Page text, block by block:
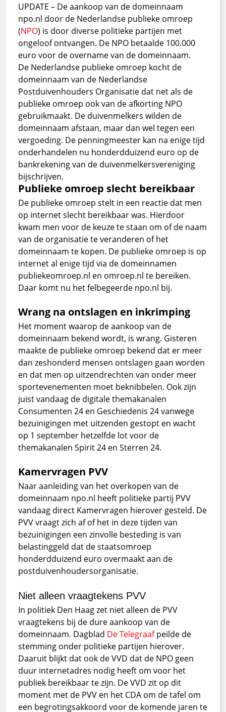
UPDATE – De aankoop van de domeinnaam
npo.nl door de Nederlandse publieke omroep
(NPO) is door diverse politieke partijen met
ongeloof ontvangen. De NPO betaalde 100.000
euro voor de overname van de domeinnaam.
De Nederlandse publieke omroep kocht de
domeinnaam van de Nederlandse
Postduivenhouders Organisatie dat net als de
publieke omroep ook van de afkorting NPO
gebruikmaakt. De duivenmelkers wilden de
domeinnaam afstaan, maar dan wel tegen een
vergoeding. De penningmeester kan na enige tijd
onderhandelen nu honderdduizend euro op de
bankrekening van de duivenmelkersvereniging
bijschrijven.
Publieke omroep slecht bereikbaar
De publieke omroep stelt in een reactie dat men
op internet slecht bereikbaar was. Hierdoor
kwam men voor de keuze te staan om of de naam
van de organisatie te veranderen of het
domeinnaam te kopen. De publieke omroep is op
internet al enige tijd via de domeinnamen
publiekeomroep.nl en omroep.nl te bereiken.
Daar komt nu het felbegeerde npo.nl bij.
Wrang na ontslagen en inkrimping
Het moment waarop de aankoop van de
domeinnaam bekend wordt, is wrang. Gisteren
maakte de publieke omroep bekend dat er meer
dan zeshonderd mensen ontslagen gaan worden
en dat men op uitzendrechten van onder meer
sportevenementen moet beknibbelen. Ook zijn
juist vandaag de digitale themakanalen
Consumenten 24 en Geschiedenis 24 vanwege
bezuinigingen met uitzenden gestopt en wacht
op 1 september hetzelfde lot voor de
themakanalen Spirit 24 en Sterren 24.
Kamervragen PVV
Naar aanleiding van het overkopen van de
domeinnaam npo.nl heeft politieke partij PVV
vandaag direct Kamervragen hierover gesteld. De
PVV vraagt zich af of het in deze tijden van
bezuinigingen een zinvolle besteding is van
belastinggeld dat de staatsomroep
honderdduizend euro overmaakt aan de
postduivenhoudersorganisatie.
Niet alleen vraagtekens PVV
In politiek Den Haag zet niet alleen de PVV
vraagtekens bij de dure aankoop van de
domeinnaam. Dagblad De Telegraafpeilde de
stemming onder politieke partijen hierover.
Daaruit blijkt dat ook de VVD dat de NPO geen
duur internetadres nodig heeft om voor het
publiek bereikbaar te zijn. De VVD zit op dit
moment met de PVV en het CDA om de tafel om
een begrotingsakkoord voor de komende jaren te